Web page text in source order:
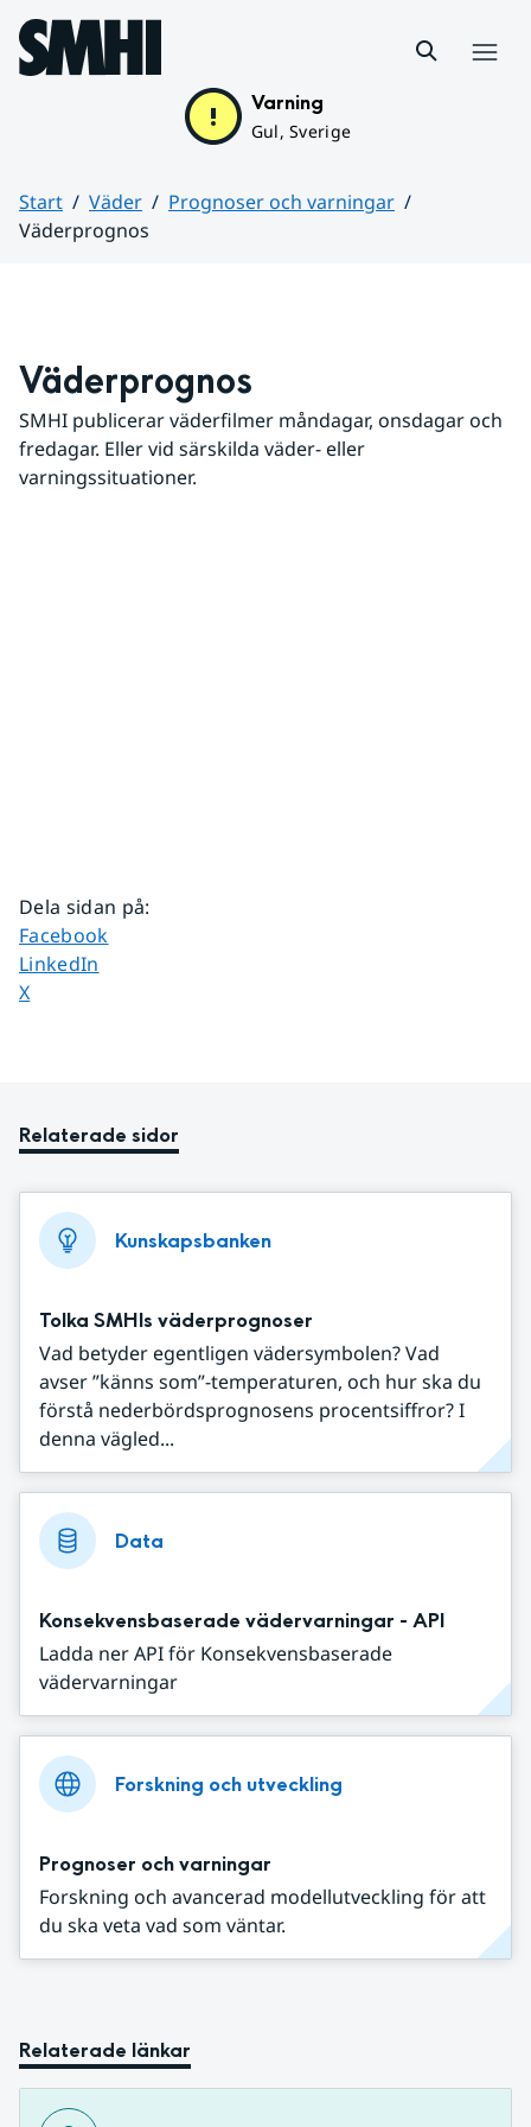
Hoppa till sidans innehåll
Varning
Gul, Sverige
Start Väder
Prognoser och varningar
Väderprognos
Väderprognos
SMHI publicerar väderfilmer måndagar, onsdagar och
fredagar. Eller vid särskilda väder- eller
varningssituationer.
Dela sidan på:
Dela sidan på
Facebook
Dela sidan på
LinkedIn
Dela sidan på
X
Relaterade sidor
Kunskapsbanken
Tolka SMHIs väderprognoser
Vad betyder egentligen vädersymbolen? Vad
avser ”känns som”-temperaturen, och hur ska du
förstå nederbördsprognosens procentsiffror? I
denna vägled...
Data
Konsekvensbaserade vädervarningar - API
Ladda ner API för Konsekvensbaserade
vädervarningar
Forskning och utveckling
Prognoser och varningar
Forskning och avancerad modellutveckling för att
du ska veta vad som väntar.
Relaterade länkar